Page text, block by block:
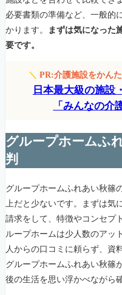
必要書類の準備など、一般的
かります。
まずは気になった
要です。
＼PR:介護施設をかん
日本最大級の施設
「みんなの介
グループホームふ
判
グループホームふれあい秋篠
上だと少ないです。まずは気
請求をして、特徴やコンセプ
ループホームは少人数のアッ
人からの口コミに頼らず、資
グループホームふれあい秋篠
後の生活を思い浮かべながら